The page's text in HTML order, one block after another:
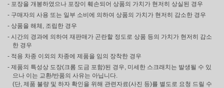
- 포장을 개봉하였으나 포장이 훼손되어 상품의 가치가 현저히 상실된 경우
- 구매자의 사용 또는 일부 소비에 의하여 상품의 가치가 현저히 감소한 경우
- 상품을 해체, 조립한 경우
- 시간의 경과에 의하여 재판매가 곤란할 정도로 상품 등의 가치가 현저히 감소
한 경우
- 적용 차종 이외의 차종에 제품을 임의 장착한 경우
- 제품의 특성상 도장(크롬 도금 포함)된 경우, 미세한 스크래치는 발생될 수 있
으나 이는 교환/반품의 사유는 아닙니다.
(단, 제품 불량 및 하자 확인을 위해 관련자료(사진 등)를 별도로 요청 드릴 수